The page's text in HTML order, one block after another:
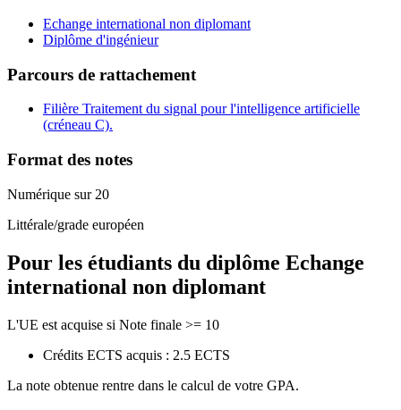
Echange international non diplomant
Diplôme d'ingénieur
Parcours de rattachement
Filière Traitement du signal pour l'intelligence artificielle
(créneau C).
Format des notes
Numérique sur 20
Littérale/grade européen
Pour les étudiants du diplôme Echange
international non diplomant
L'UE est acquise si Note finale >= 10
Crédits ECTS acquis : 2.5 ECTS
La note obtenue rentre dans le calcul de votre GPA.